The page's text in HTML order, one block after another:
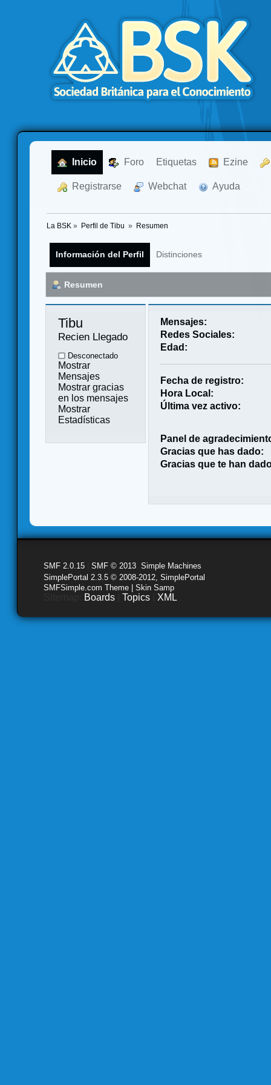
Inicio Foro Etiquetas Ezine
Registrarse Webchat Ayuda
La BSK » Perfil de Tibu » Resumen
Información del Perfil Distinciones
Resumen
Tibu
Recien Llegado
Desconectado
Mostrar
Mensajes
Mostrar gracias
en los mensajes
Mostrar
Estadísticas
Mensajes:
Redes Sociales:
Edad:
Fecha de registro:
Hora Local:
Última vez activo:
Panel de
Gracias que has dado:
Gracias que te han
SMF 2.0.15 SMF © 2013 Simple Machines
SimplePortal 2.3.5 © 2008-2012, SimplePortal
SMFSimple.com Theme | Skin Samp
Boards Topics XML